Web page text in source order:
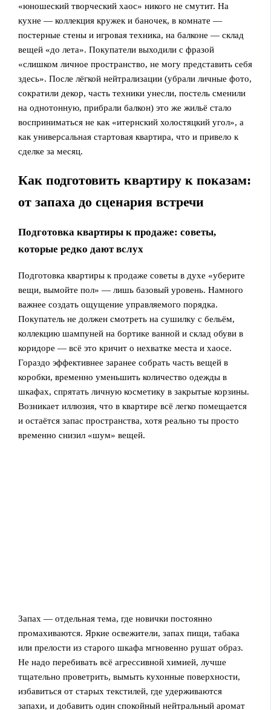
«юношеский творческий хаос» никого не смутит. На
кухне — коллекция кружек и баночек, в комнате —
постерные стены и игровая техника, на балконе — склад
вещей «до лета». Покупатели выходили с фразой
«слишком личное пространство, не могу представить себя
здесь». После лёгкой нейтрализации (убрали личные фото,
сократили декор, часть техники унесли, постель сменили
на однотонную, прибрали балкон) это же жильё стало
восприниматься не как «итернский холостяцкий угол», а
как универсальная стартовая квартира, что и привело к
сделке за месяц.
Как подготовить квартиру к показам:
от запаха до сценария встречи
Подготовка квартиры к продаже: советы,
которые редко дают вслух
Подготовка квартиры к продаже советы в духе «уберите
вещи, вымойте пол» — лишь базовый уровень. Намного
важнее создать ощущение управляемого порядка.
Покупатель не должен смотреть на сушилку с бельём,
коллекцию шампуней на бортике ванной и склад обуви в
коридоре — всё это кричит о нехватке места и хаосе.
Гораздо эффективнее заранее собрать часть вещей в
коробки, временно уменьшить количество одежды в
шкафах, спрятать личную косметику в закрытые корзины.
Возникает иллюзия, что в квартире всё легко помещается
и остаётся запас пространства, хотя реально ты просто
временно снизил «шум» вещей.
Запах — отдельная тема, где новички постоянно
промахиваются. Яркие освежители, запах пищи, табака
или прелости из старого шкафа мгновенно рушат образ.
Не надо перебивать всё агрессивной химией, лучше
тщательно проветрить, вымыть кухонные поверхности,
избавиться от старых текстилей, где удерживаются
запахи, и добавить один спокойный нейтральный аромат